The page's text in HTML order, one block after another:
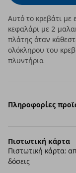
Αυτό το κρεβάτι με
κεφαλάρι με 2
πλάτης όταν
ολόκληρου του
πλυντήριο.
Πληροφορίες
Πιστωτική κάρτα
Πιστωτική κάρτα:
δόσεις